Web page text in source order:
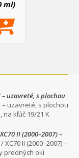
ml)
uzavreté, s plochou
kľúč 19/21
– uzavreté, s plochou
kľúč 19/21 K
II (2000–2007) –
II (2000–2007) –
predných oki